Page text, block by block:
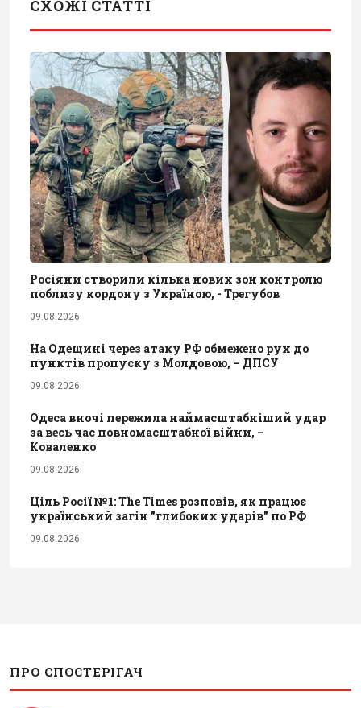
СХОЖІ СТАТТІ
Росіяни створили кілька нових зон контролю
поблизу кордону з Україною, - Трегубов
09.08.2026
На Одещині через атаку РФ обмежено рух до
пунктів пропуску з Молдовою, – ДПСУ
09.08.2026
Одеса вночі пережила наймасштабніший удар
за весь час повномасштабної війни, –
Коваленко
09.08.2026
Ціль Росії №1: The Times розповів, як працює
український загін "глибоких ударів" по РФ
09.08.2026
ПРО СПОСТЕРІГАЧ